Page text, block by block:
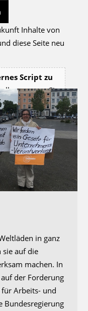
Inhalte von
diese Seite neu
Script zu
nur, wenn Sie
diese Seite
in ganz
sie auf die
machen. In
der Forderung
Arbeits- und
Bundesregierung